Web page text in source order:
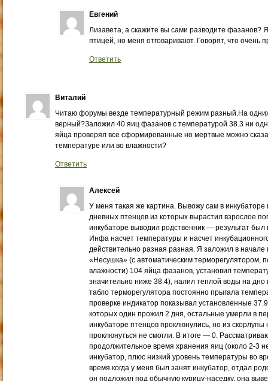
Евгений
Лизавета, а скажите вы сами разводите фазанов?
птицей, но меня отговаривают. Говорят, что очень
Ответить
Виталий
Читаю форумы везде температурный режим разный.На
верный?Заложил 40 яиц фазанов с температурой 38.3 ни
яйца проверял все сформированные но мертвые можно
температуре или во влажности?
Ответить
Алексей
У меня такая же картина. Вывожу сам в
дневных птенцов из которых вырастил взрослое
инкубаторе выводил родственник — результат
Инфа насчет температуры и насчет
действительно разная разная. Я заложил в начале
«Несушка» (с автоматическим терморегулятором,
влажности) 104 яйца фазанов, установил
значительно ниже 38.4), налил теплой воды на
табло терморегулятора постоянно прыгала
проверке индикатор показывал установленные
которых один прожил 2 дня, остальные умерли в
инкубаторе птенцов проклюнулись, но из
проклюнуться не смогли. В итоге — 0.
продолжительное время хранения яиц (около 2-3
инкубатор, плюс низкий уровень температуры во
время когда у меня был занят инкубатор, отдал
он подложил под обычную курицу-наседку. она